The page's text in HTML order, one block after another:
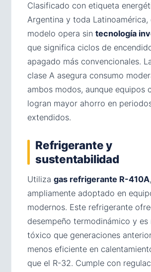
Clasificado con etiqueta
Argentina y toda Latinoamérica,
modelo opera sin tecnología
que significa ciclos de
apagado más convencionales.
clase A asegura consumo
ambos modos, aunque equipos
logran mayor ahorro en
extendidos.
Refrigerante y
sustentabilidad
Utiliza gas refrigerante R-410A
ampliamente adoptado en
modernos. Este refrigerante
desempeño termodinámico y es
tóxico que generaciones
menos eficiente en
que el R-32. Cumple con